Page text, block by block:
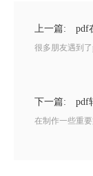
上一篇: pdf
很多朋友遇到
下一篇: pdf
在制作一些重